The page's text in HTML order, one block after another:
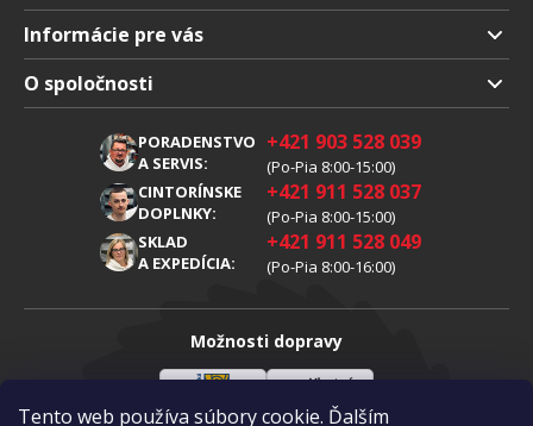
Tento web používa súbory cookie. Ďalším
Informácie pre vás
Doprava a platba
Obchodné podmienky
Reklamácia
Spracovanie osobných údajov
O spoločnosti
PORADENSTVO
A SERVIS:
+421 903 528 039
(Po-Pia 8:00-15:00)
CINTORÍNSKE
DOPLNKY:
+421 911 528 037
(Po-Pia 8:00-15:00)
SKLAD
A EXPEDÍCIA:
+421 911 528 049
(Po-Pia 8:00-16:00)
Možnosti dopravy
Sloveenská Vlastná